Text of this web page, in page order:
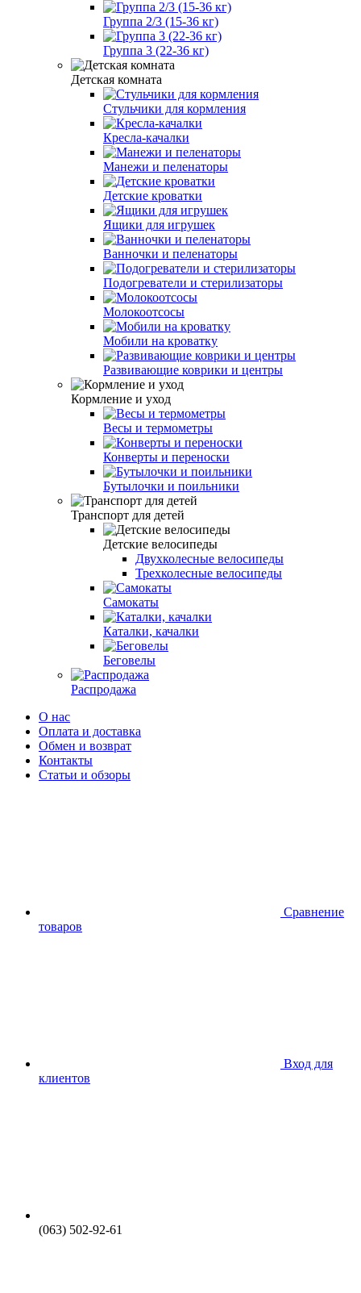
Группа 2/3 (15-36 кг)
Группа 3 (22-36 кг)
Детская комната
Стульчики для кормления
Кресла-качалки
Манежи и пеленаторы
Детские кроватки
Ящики для игрушек
Ванночки и пеленаторы
Подогреватели и стерилизаторы
Молокоотсосы
Мобили на кроватку
Развивающие коврики и центры
Кормление и уход
Весы и термометры
Конверты и переноски
Бутылочки и поильники
Транспорт для детей
Детские велосипеды
Двухколесные велосипеды
Трехколесные велосипеды
Самокаты
Каталки, качалки
Беговелы
Распродажа
О нас
Оплата и доставка
Обмен и возврат
Контакты
Статьи и обзоры
Сравнение
товаров
Вход для
клиентов
(063) 502-92-61